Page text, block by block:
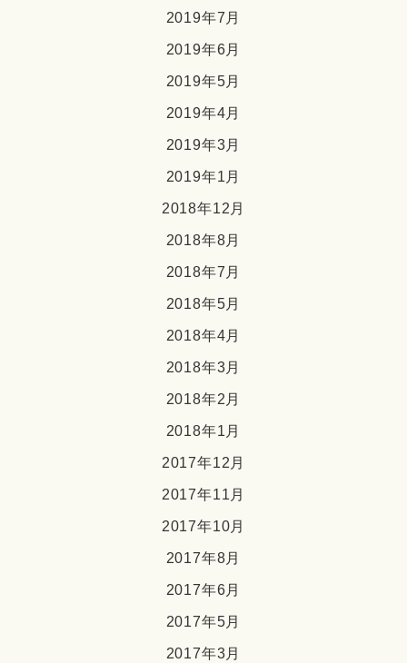
2019年7月
2019年6月
2019年5月
2019年4月
2019年3月
2019年1月
2018年12月
2018年8月
2018年7月
2018年5月
2018年4月
2018年3月
2018年2月
2018年1月
2017年12月
2017年11月
2017年10月
2017年8月
2017年6月
2017年5月
2017年3月